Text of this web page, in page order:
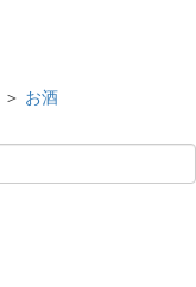
＞ お酒